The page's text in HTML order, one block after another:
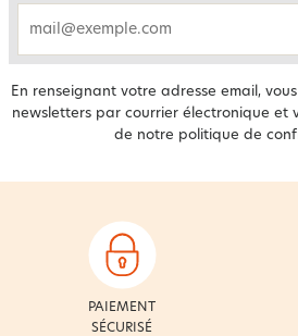
email
En renseignant votre adresse email,
newsletters par courrier électronique et
de notre politique de
PAIEMENT
SÉCURISÉ